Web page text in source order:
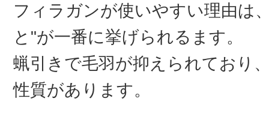
フィラガンが使いやすい理由は
と"が一番に挙げられるます。
蝋引きで毛羽が抑えられており
性質があります。